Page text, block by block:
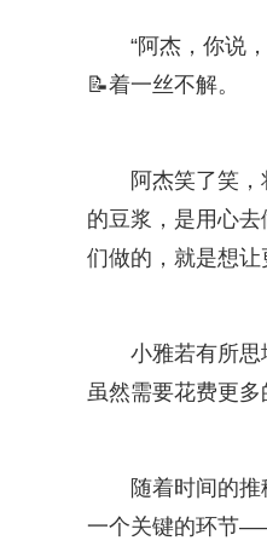
“阿杰，你说
📝着一丝不解。
阿杰笑了笑
的豆浆，是用心
们做的，就是想
小雅若有所思
虽然需要花费更多
随着时间的
一个关键的环节